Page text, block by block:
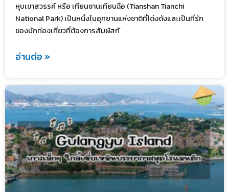
หุบเขาสวรรค์ หรือ เทียนซานเทียนฉือ (Tianshan Tianchi
National Park) เป็นหนึ่งในอุทยานแห่งชาติที่โด่งดังและเป็นที่รัก
ของนักท่องเที่ยวที่ต้องการสัมผัสกั
อ่านต่อ »